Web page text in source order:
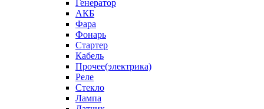
Генератор
АКБ
Фара
Фонарь
Стартер
Кабель
Прочее(электрика)
Реле
Стекло
Лампа